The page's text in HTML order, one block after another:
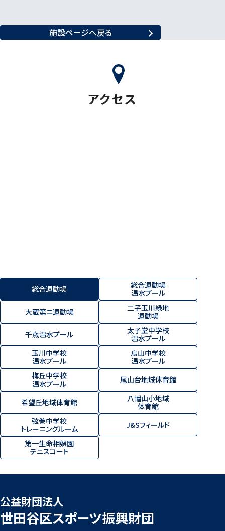
施設ページへ戻る
アクセス
総合運動場
総合運動場
温水プール
大蔵第ニ運動場
二子玉川緑地
運動場
千歳温水プール
太子堂中学校
温水プール
玉川中学校
温水プール
烏山中学校
温水プール
梅丘中学校
温水プール
尾山台地域体育館
希望丘地域体育館
八幡山小地域
体育館
弦巻中学校
トレーニングルーム
J&Sフィールド
第一生命相娯園
テニスコート
公益財団法人
世田谷区スポーツ振興財団